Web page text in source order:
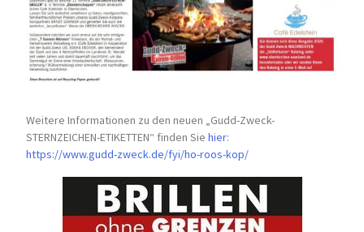
Weitere Informationen zu den neuen „Gudd-Zweck-
STERNZEICHEN-ETIKETTEN“ finden Siehier:
https://www.gudd-zweck.de/fyi/ho-roos-kop/